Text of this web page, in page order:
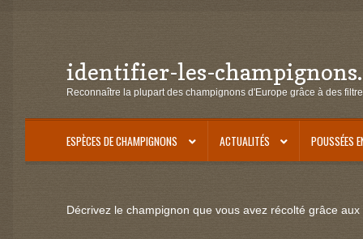
Aller
à
navigation
Aller
au
identifier-les-
Reconnaître la plupart des champignons d'Europe grâce à des
ESPÈCES DE CHAMPIGNONS ACTUALITÉS POUSSÉES
Décrivez le champignon que vous avez récolté grâce